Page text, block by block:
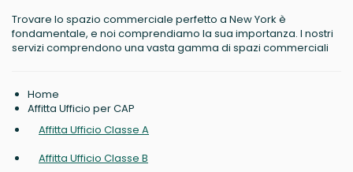
Trovare lo spazio commerciale perfetto a New York è
fondamentale, e noi comprendiamo la sua importanza. I nostri
servizi comprendono una vasta gamma di spazi commerciali
Home
Affitta Ufficio per CAP
Affitta Ufficio Classe A
Affitta Ufficio Classe B